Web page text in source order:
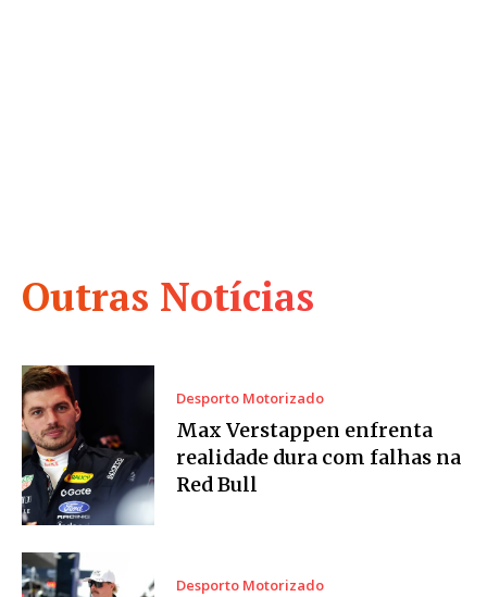
Outras Notícias
Desporto Motorizado
Max Verstappen enfrenta
realidade dura com falhas na
Red Bull
Desporto Motorizado